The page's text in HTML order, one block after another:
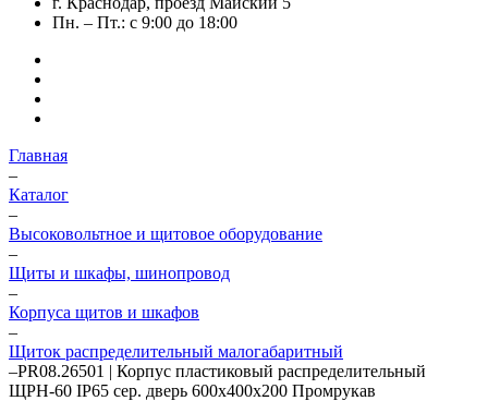
Пн. – Пт.: с 9:00 до 18:00
Главная
–
Каталог
–
Высоковольтное и щитовое оборудование
–
Щиты и шкафы, шинопровод
–
Корпуса щитов и шкафов
–
Щиток распределительный малогабаритный
–PR08.26501 | Корпус пластиковый распределительный
ЩРН-60 IP65 сер. дверь 600х400х200 Промрукав